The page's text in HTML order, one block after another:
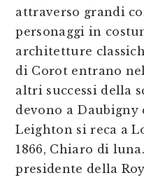
attraverso grandi
personaggi in
architetture
di Corot entrano
altri successi della
devono a
Leighton si reca a
1866, Chiaro di
presidente della